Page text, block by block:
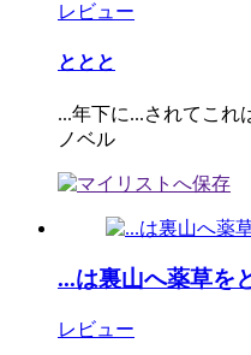
レビュー
ととと
...年下に...されてこ
ノベル
...は裏山へ薬草を
レビュー